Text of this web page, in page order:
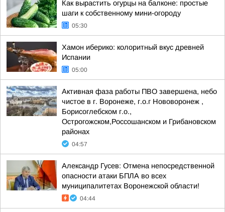
Как вырастить огурцы на балконе: простые
шаги к собственному мини-огороду
05:30
Хамон иберико: колоритный вкус древней
Испании
05:00
Активная фаза работы ПВО завершена, небо
чистое в г. Воронеже, г.о.г Нововоронеж ,
Борисоглебском г.о.,
Острогожском,Россошанском и Грибановском
районах
04:57
Александр Гусев: Отмена непосредственной
опасности атаки БПЛА во всех
муниципалитетах Воронежской области!
04:44